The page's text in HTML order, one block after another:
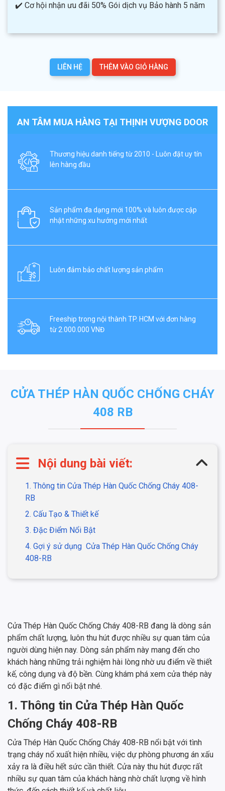
✔️ Cơ hội nhận ưu đãi 50% Gói dịch vụ Bảo hành 5 năm
LIÊN HỆ THÊM VÀO GIỎ HÀNG
AN TÂM MUA HÀNG TẠI THỊNH VƯỢNG DOOR
Thương hiệu danh tiếng từ 2010 - Luôn đặt uy tín
lên hàng đầu
Sản phẩm đa dạng mới 100% và luôn được cập
nhật những xu hướng mới nhất
Luôn đảm bảo chất lượng sản phẩm
Freeship trong nội thành TP. HCM với đơn hàng
từ 2.000.000 VNĐ
CỬA THÉP HÀN QUỐC CHỐNG CHÁY
408 RB
Nội dung bài viết:
1. Thông tin Cửa Thép Hàn Quốc Chống Cháy 408-
RB
2. Cấu Tạo & Thiết kế
3. Đặc Điểm Nổi Bật
4. Gợi ý sử dụng Cửa Thép Hàn Quốc Chống Cháy
408-RB
Cửa Thép Hàn Quốc Chống Cháy 408-RB đang là dòng sản
phẩm chất lượng, luôn thu hút được nhiều sự quan tâm của
người dùng hiện nay. Dòng sản phẩm này mang đến cho
khách hàng những trải nghiệm hài lòng nhờ ưu điểm về thiết
kế, công dụng và độ bền. Cùng khám phá xem cửa thép này
có đặc điểm gì nổi bật nhé.
1. Thông tin Cửa Thép Hàn Quốc
Chống Cháy 408-RB
Cửa Thép Hàn Quốc Chống Cháy 408-RB nổi bật với tình
trạng cháy nổ xuất hiện nhiều, việc dự phòng phương án xấu
xảy ra là điều hết sức cần thiết. Cửa này thu hút được rất
nhiều sự quan tâm của khách hàng nhờ chất lượng về hình